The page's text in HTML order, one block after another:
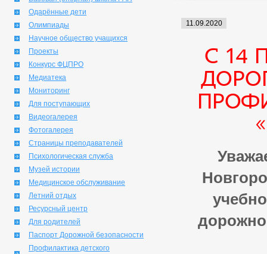
Одарённые дети
Олимпиады
Научное общество учащихся
Проекты
Конкурс ФЦПРО
Медиатека
Мониторинг
Для поступающих
Видеогалерея
Фотогалерея
Страницы преподавателей
Психологическая служба
Музей истории
Медицинское обслуживание
Летний отдых
Ресурсный центр
Для родителей
Паспорт Дорожной безопасности
Профилактика детского
11.09.2020
С 14